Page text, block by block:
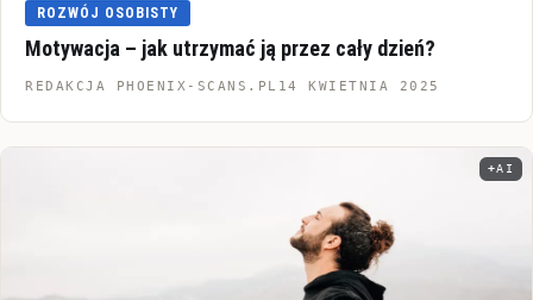
ROZWÓJ OSOBISTY
Motywacja – jak utrzymać ją przez cały dzień?
REDAKCJA PHOENIX-SCANS.PL 14 KWIETNIA 2025
AI